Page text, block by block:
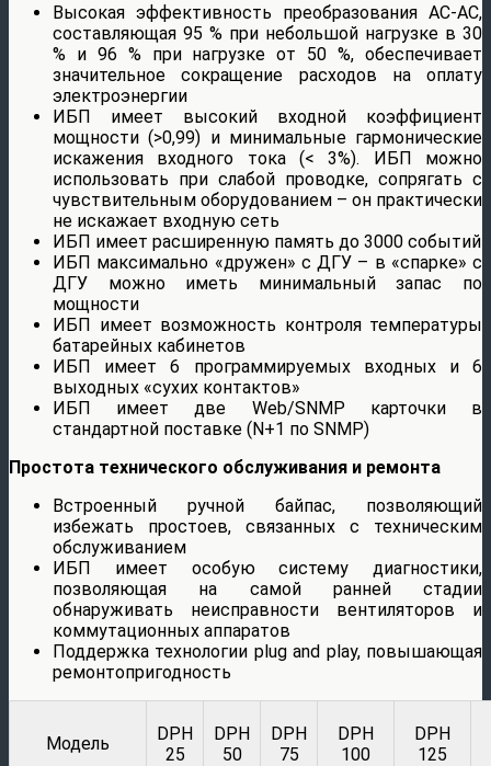
Высокая эффективность преобразования AC-AC,
составляющая 95 % при небольшой нагрузке в 30
% и 96 % при нагрузке от 50 %, обеспечивает
значительное сокращение расходов на оплату
электроэнергии
ИБП имеет высокий входной коэффициент
мощности (>0,99) и минимальные гармонические
искажения входного тока (< 3%). ИБП можно
использовать при слабой проводке, сопрягать с
чувствительным оборудованием – он практически
не искажает входную сеть
ИБП имеет расширенную память до 3000 событий
ИБП максимально «дружен» с ДГУ – в «спарке» с
ДГУ можно иметь минимальный запас по
мощности
ИБП имеет возможность контроля температуры
батарейных кабинетов
ИБП имеет 6 программируемых входных и 6
выходных «сухих контактов»
ИБП имеет две Web/SNMP карточки в
стандартной поставке (N+1 по SNMP)
Простота технического обслуживания и ремонта
Встроенный ручной байпас, позволяющий
избежать простоев, связанных с техническим
обслуживанием
ИБП имеет особую систему диагностики,
позволяющая на самой ранней стадии
обнаруживать неисправности вентиляторов и
коммутационных аппаратов
Поддержка технологии plug and play, повышающая
ремонтопригодность
Модель
DPH
25
DPH
50
DPH
75
DPH
100
DPH
125